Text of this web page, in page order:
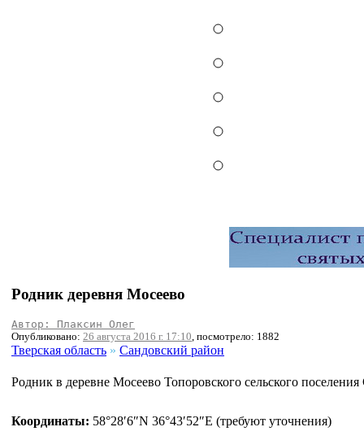
Родник деревня Мосеево
Автор: Плаксин Олег
Опубликовано: 26 августа 2016 г. 17:10, посмотрело: 1882
Тверская область » Сандовский район
Родник в деревне Мосеево Топоровского сельского
Координаты: 58°28′6″N 36°43′52″E (требуют уточнения)